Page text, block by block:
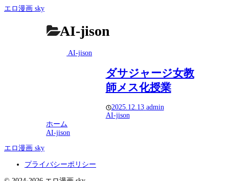
エロ漫画 sky
AI-jison
AI-jison
ダサジャージ女教
師メス化授業
2025.12.13 admin
AI-jison
ホーム
AI-jison
エロ漫画 sky
プライバシーポリシー